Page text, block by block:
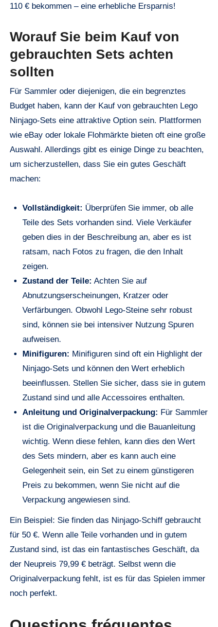
110 € bekommen – eine erhebliche Ersparnis!
Worauf Sie beim Kauf von
gebrauchten Sets achten
sollten
Für Sammler oder diejenigen, die ein begrenztes
Budget haben, kann der Kauf von gebrauchten Lego
Ninjago-Sets eine attraktive Option sein. Plattformen
wie eBay oder lokale Flohmärkte bieten oft eine große
Auswahl. Allerdings gibt es einige Dinge zu beachten,
um sicherzustellen, dass Sie ein gutes Geschäft
machen:
Vollständigkeit: Überprüfen Sie immer, ob alle
Teile des Sets vorhanden sind. Viele Verkäufer
geben dies in der Beschreibung an, aber es ist
ratsam, nach Fotos zu fragen, die den Inhalt
zeigen.
Zustand der Teile: Achten Sie auf
Abnutzungserscheinungen, Kratzer oder
Verfärbungen. Obwohl Lego-Steine sehr robust
sind, können sie bei intensiver Nutzung Spuren
aufweisen.
Minifiguren: Minifiguren sind oft ein Highlight der
Ninjago-Sets und können den Wert erheblich
beeinflussen. Stellen Sie sicher, dass sie in gutem
Zustand sind und alle Accessoires enthalten.
Anleitung und Originalverpackung: Für Sammler
ist die Originalverpackung und die Bauanleitung
wichtig. Wenn diese fehlen, kann dies den Wert
des Sets mindern, aber es kann auch eine
Gelegenheit sein, ein Set zu einem günstigeren
Preis zu bekommen, wenn Sie nicht auf die
Verpackung angewiesen sind.
Ein Beispiel: Sie finden das Ninjago-Schiff gebraucht
für 50 €. Wenn alle Teile vorhanden und in gutem
Zustand sind, ist das ein fantastisches Geschäft, da
der Neupreis 79,99 € beträgt. Selbst wenn die
Originalverpackung fehlt, ist es für das Spielen immer
noch perfekt.